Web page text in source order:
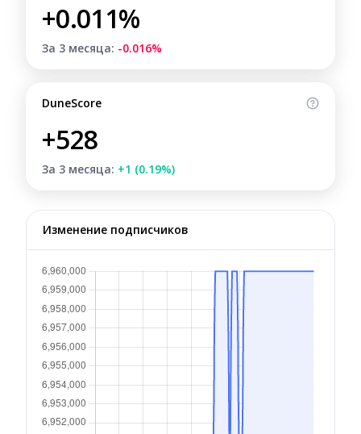
+0.011%
За 3 месяца: -0.016%
DuneScore
+528
За 3 месяца: +1 (0.19%)
Изменение подписчиков